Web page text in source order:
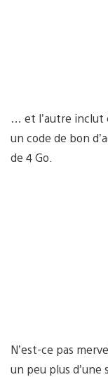
… et l’autre inclut
un code de bon
de 4 Go.
N’est-ce pas
un peu plus